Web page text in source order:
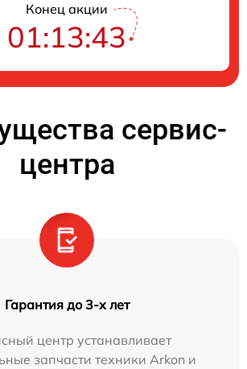
Конец акции
01:13:42
сервис-
центра
Гарантия до 3-х лет
центр устанавливает
запчасти техники Arkon и